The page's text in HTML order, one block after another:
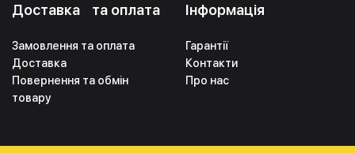
Інформація
Гарантії
Контакти
Про нас
Доставка та оплата
Замовлення та оплата
Доставка
Повернення та обмін
товару